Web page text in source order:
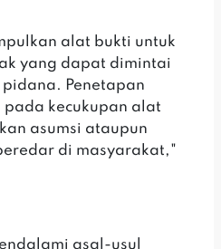
alat bukti untuk
yang dapat dimintai
Penetapan
kecukupan alat
asumsi ataupun
di masyarakat,"
asal-usul